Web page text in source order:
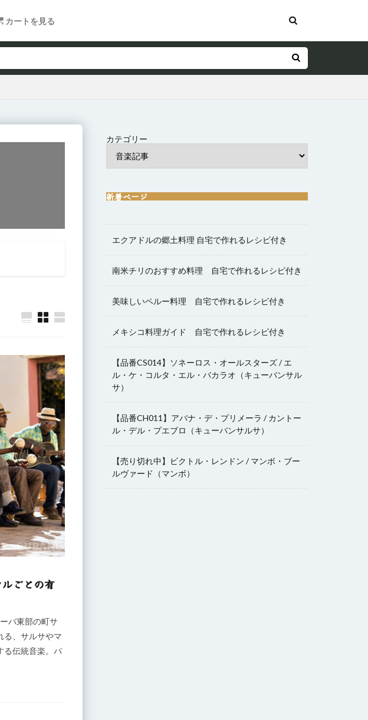
カートを見る
ごとの有
バ東部の町サ
る、サルサやマ
る伝統音楽。パ
カテゴリー
新着ページ
エクアドルの郷土料理 自宅で作れるレシピ付き
南米チリのおすすめ料理 自宅で作れるレシピ付き
美味しいペルー料理 自宅で作れるレシピ付き
メキシコ料理ガイド 自宅で作れるレシピ付き
【品番CS014】ソネーロス・オールスターズ / エ
ル・ケ・コルタ・エル・バカラオ（キューバンサル
サ）
【品番CH011】アバナ・デ・プリメーラ / カントー
ル・デル・プエブロ（キューバンサルサ）
【売り切れ中】ビクトル・レンドン / マンボ・ブー
ルヴァード（マンボ）